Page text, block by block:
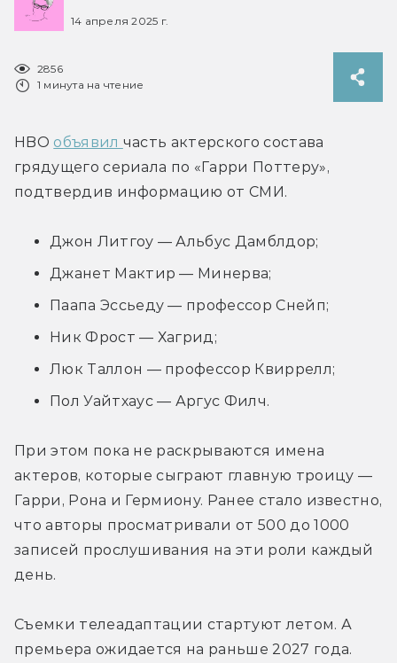
14 апреля 2025 г.
2856
1 минута на чтение
HBO объявил часть актерского состава
грядущего сериала по «Гарри Поттеру»,
подтвердив информацию от СМИ.
Джон Литгоу — Альбус Дамблдор;
Джанет Мактир — Минерва;
Паапа Эссьеду — профессор Снейп;
Ник Фрост — Хагрид;
Люк Таллон — профессор Квиррелл;
Пол Уайтхаус — Аргус Филч.
При этом пока не раскрываются имена
актеров, которые сыграют главную троицу —
Гарри, Рона и Гермиону. Ранее стало известно,
что авторы просматривали от 500 до 1000
записей прослушивания на эти роли каждый
день.
Съемки телеадаптации стартуют летом. А
премьера ожидается на раньше 2027 года.